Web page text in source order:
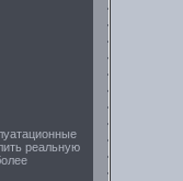
реальную